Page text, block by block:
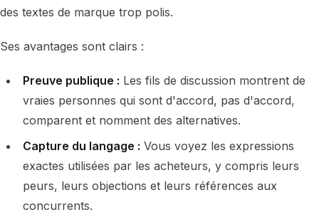
des textes de marque trop polis.
Ses avantages sont clairs :
Preuve publique : Les fils de discussion montrent de
vraies personnes qui sont d'accord, pas d'accord,
comparent et nomment des alternatives.
Capture du langage : Vous voyez les expressions
exactes utilisées par les acheteurs, y compris leurs
peurs, leurs objections et leurs références aux
concurrents.